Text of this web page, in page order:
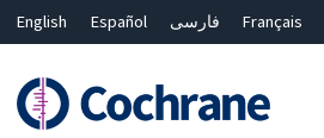
English Español فارسی
Français
Bahasa Malaysia
ไทย
繁體中文